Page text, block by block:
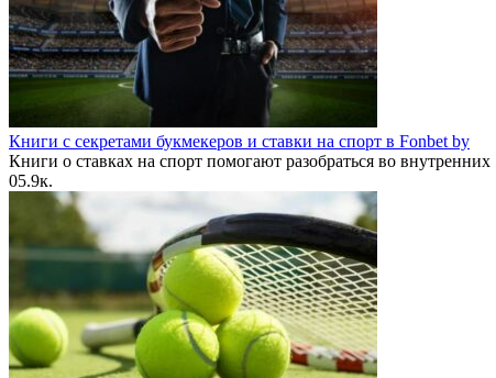
Книги с секретами букмекеров и ставки на спорт в Fonbet by
Книги о ставках на спорт помогают разобраться во внутренних
05.9к.